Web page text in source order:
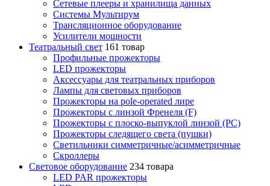
Сетевые плееры и хранилища данных
Системы Мультирум
Трансляционное оборудование
Усилители мощности
Театральный свет 161 товар
Профильные прожекторы
LED прожекторы
Аксессуары для театральных приборов
Лампы для световых приборов
Прожекторы на pole-operated лире
Прожекторы с линзой Френеля (F)
Прожекторы с плоско-выпуклой линзой (PC)
Прожекторы следящего света (пушки)
Светильники симметричные/асимметричные
Скроллеры
Световое оборудование 234 товара
LED PAR прожекторы